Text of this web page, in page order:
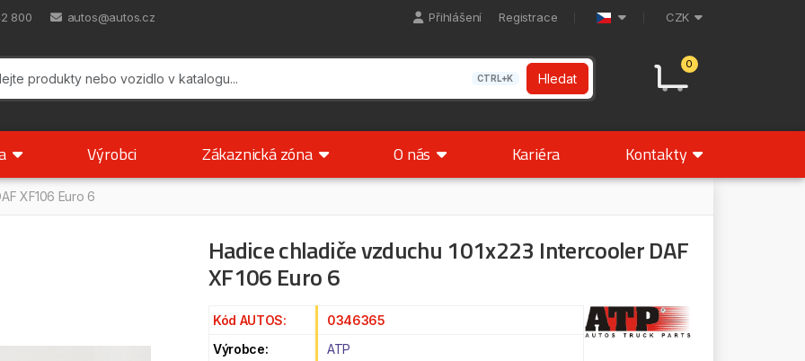
800 autos@autos.cz Přihlášení Registrace CZK
0
CTRL+K Hledat
Výrobci Zákaznická zóna O nás Kariéra Kontakty
XF106 Euro 6
Hadice chladiče vzduchu 101x223 Intercooler DAF
XF106 Euro 6
Kód AUTOS:
0346365
Výrobce:
ATP